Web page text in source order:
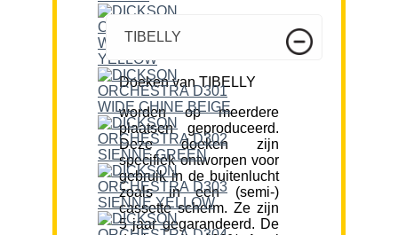
TIBELLY
Doeken van TIBELLY
worden op meerdere
plaatsen geproduceerd.
Deze doeken zijn
specifiek ontworpen voor
gebruik in de buitenlucht
zoals in een (semi-)
cassette scherm. Ze zijn
5 jaar gegarandeerd. De